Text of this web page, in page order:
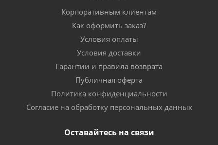
Корпоративным клиентам
Как оформить заказ?
Условия оплаты
Условия доставки
Гарантии и правила возврата
Публичная оферта
Политика конфиденциальности
Согласие на обработку персональных данных
Оставайтесь на связи